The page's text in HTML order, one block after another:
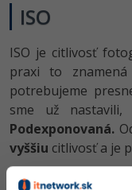
ISO
ISO je citlivosť
praxi to
potrebujeme
sme už
Podexponovaná.
vyššiu citlivosť a je
Zas tak ľahké to